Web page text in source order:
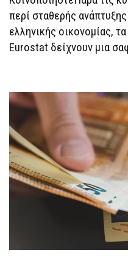
περί σταθερής
ελληνικής οικονομίας,
Eurostat δείχνουν μια